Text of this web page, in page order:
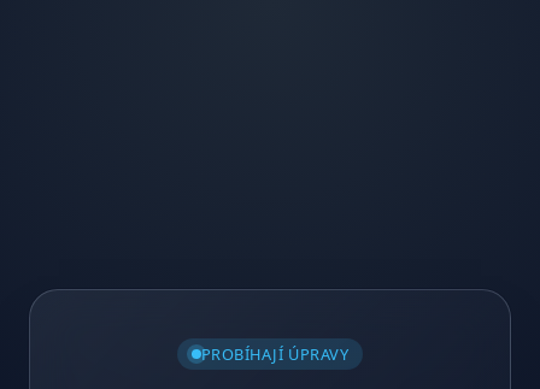
PROBÍHAJÍ ÚPRAVY